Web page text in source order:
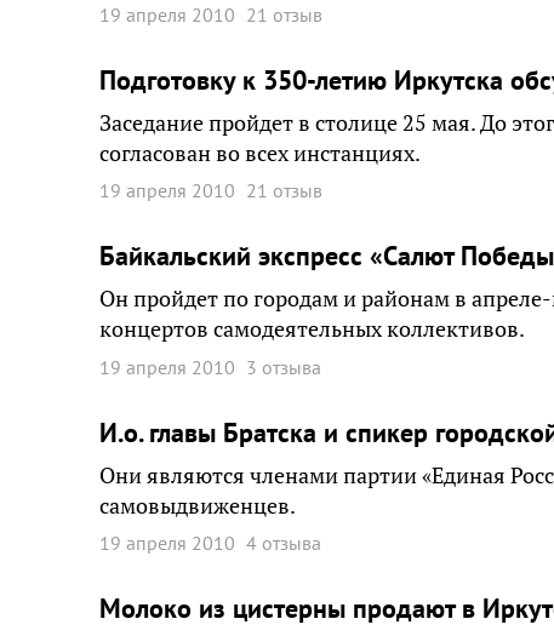
19 апреля 2010 21 отзыв
Подготовку к 350-летию Иркутска
Заседание пройдет в столице 25 мая. До
согласован во всех инстанциях.
19 апреля 2010 21 отзыв
Байкальский экспресс «Салют
Он пройдет по городам и районам в
концертов самодеятельных коллективов.
19 апреля 2010 3 отзыва
И.о. главы Братска и спикер
Они являются членами партии «Единая
самовыдвиженцев.
19 апреля 2010 4 отзыва
Молоко из цистерны продают в